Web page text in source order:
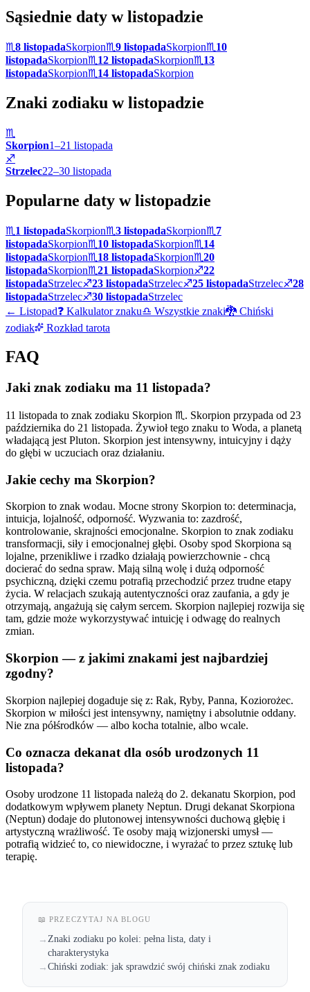
Sąsiednie daty wlistopadzie
♏8 listopadaSkorpion♏9 listopadaSkorpion♏ 10
listopadaSkorpion♏ 12 listopadaSkorpion♏ 13
listopadaSkorpion♏ 14 listopadaSkorpion
Znaki zodiaku wlistopadzie
♏
Skorpion1–21 listopada
♐
Strzelec22–30 listopada
Popularne daty wlistopadzie
♏ 1 listopadaSkorpion♏3 listopadaSkorpion♏ 7
listopadaSkorpion♏ 10 listopadaSkorpion♏ 14
listopadaSkorpion♏ 18 listopadaSkorpion♏20
listopadaSkorpion♏21 listopadaSkorpion♐22
listopadaStrzelec♐23 listopadaStrzelec♐25 listopadaStrzelec♐28
listopadaStrzelec♐30 listopadaStrzelec
← Listopad❓ Kalkulator znaku♎ Wszystkie znaki🐉 Chiński
zodiak
Rozkład tarota
FAQ
Jaki znak zodiaku ma 11 listopada?
11 listopada to znak zodiaku Skorpion ♏. Skorpion przypada od 23
października do 21 listopada. Żywioł tego znaku to Woda, a planetą
władającą jest Pluton. Skorpion jest intensywny, intuicyjny i dąży
do głębi w uczuciach oraz działaniu.
Jakie cechy ma Skorpion?
Skorpion to znak wodau. Mocne strony Skorpion to: determinacja,
intuicja, lojalność, odporność. Wyzwania to: zazdrość,
kontrolowanie, skrajności emocjonalne. Skorpion to znak zodiaku
transformacji, siły i emocjonalnej głębi. Osoby spod Skorpiona są
lojalne, przenikliwe i rzadko działają powierzchownie - chcą
docierać do sedna spraw. Mają silną wolę i dużą odporność
psychiczną, dzięki czemu potrafią przechodzić przez trudne etapy
życia. W relacjach szukają autentyczności oraz zaufania, a gdy je
otrzymają, angażują się całym sercem. Skorpion najlepiej rozwija się
tam, gdzie może wykorzystywać intuicję i odwagę do realnych
zmian.
Skorpion — z jakimi znakami jest najbardziej
zgodny?
Skorpion najlepiej dogaduje się z: Rak, Ryby, Panna, Koziorożec.
Skorpion w miłości jest intensywny, namiętny i absolutnie oddany.
Nie zna półśrodków — albo kocha totalnie, albo wcale.
Co oznacza dekanat dla osób urodzonych 11
listopada?
Osoby urodzone 11 listopada należą do 2. dekanatu Skorpion, pod
dodatkowym wpływem planety Neptun. Drugi dekanat Skorpiona
(Neptun) dodaje do plutonowej intensywności duchową głębię i
artystyczną wrażliwość. Te osoby mają wizjonerski umysł —
potrafią widzieć to, co niewidoczne, i wyrażać to przez sztukę lub
terapię.
📖 PRZECZYTAJ NA BLOGU
→Znaki zodiaku po kolei: pełna lista, daty i
charakterystyka
→Chiński zodiak: jak sprawdzić swój chiński znak zodiaku